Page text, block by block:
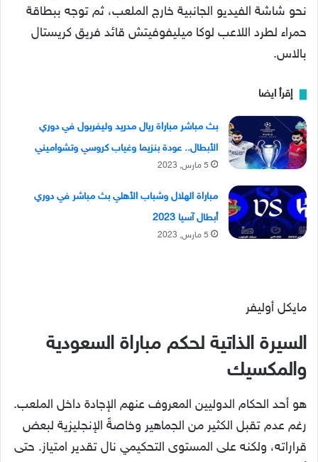
نحو شاشة الفيديو الجانبية خارج الملعب، ثم توجه ببطاقة
حمراء لطرد اللاعب لوكا ميليفوفيتش قائد فريق كريستال
بالاس.
إقرأ ايضا
بث مباشر مباراة ريال مدريد وليفربول في دوري
الأبطال.. عودة بنزيما وغياب كروسي وتشواميني
5 مارس, 2023
مباراة الهلال وشباب الأهلي بث مباشر في دوري
أبطال آسيا 2023
5 مارس, 2023
مايكل أوليفر
السيرة الذاتية لحكم مباراة السعودية
والمكسيك
هو أحد الحكام الدوليين المعروف عنهم الإجادة داخل الملعب.
رغم عدم تقبل الكثير من الجماهير وخاصةً الإنجليزية لبعض
قراراته، ولكنه على المستوى التحكيمي نال تقدير امتياز. حتى